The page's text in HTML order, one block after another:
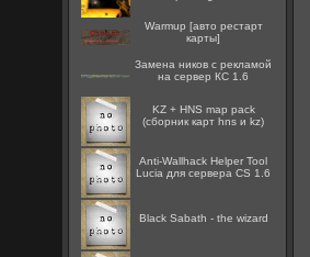
Warmup [авто рестарт
карты]
Замена ников с рекламой
на сервер КС 1.6
KZ + HNS map pack
(сборник карт hns и kz)
Anti-Wallhack Helper Tool
Lucia для сервера CS 1.6
Black Sabath - the wizard